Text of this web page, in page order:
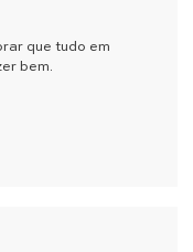
que tudo em
bem.